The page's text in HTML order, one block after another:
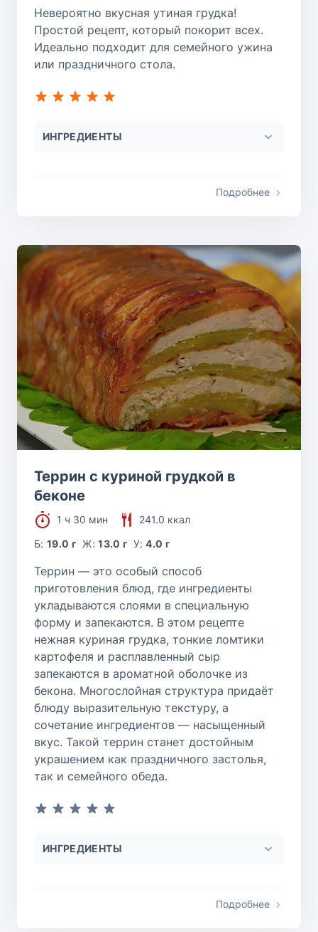
Невероятно вкусная утиная грудка!
Простой рецепт, который покорит всех.
Идеально подходит для семейного ужина
или праздничного стола.
ИНГРЕДИЕНТЫ
Подробнее
Террин с куриной грудкой в
беконе
1 ч 30 мин
241.0 ккал
Б:19.0 г Ж:13.0 г У:4.0 г
Террин — это особый способ
приготовления блюд, где ингредиенты
укладываются слоями в специальную
форму и запекаются. В этом рецепте
нежная куриная грудка, тонкие ломтики
картофеля и расплавленный сыр
запекаются в ароматной оболочке из
бекона. Многослойная структура придаёт
блюду выразительную текстуру, а
сочетание ингредиентов — насыщенный
вкус. Такой террин станет достойным
украшением как праздничного застолья,
так и семейного обеда.
ИНГРЕДИЕНТЫ
Подробнее